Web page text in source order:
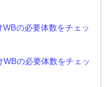
WBの必要体数をチェッ
WBの必要体数をチェッ